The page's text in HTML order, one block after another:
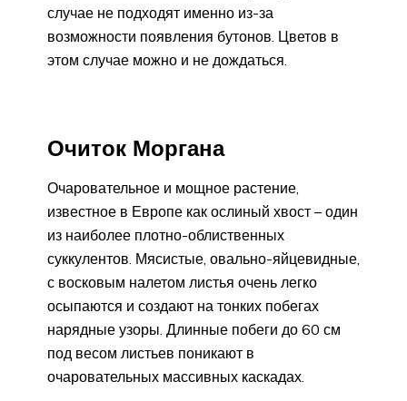
случае не подходят именно из-за
возможности появления бутонов. Цветов в
этом случае можно и не дождаться.
Очиток Моргана
Очаровательное и мощное растение,
известное в Европе как ослиный хвост – один
из наиболее плотно-облиственных
суккулентов. Мясистые, овально-яйцевидные,
с восковым налетом листья очень легко
осыпаются и создают на тонких побегах
нарядные узоры. Длинные побеги до 60 см
под весом листьев поникают в
очаровательных массивных каскадах.